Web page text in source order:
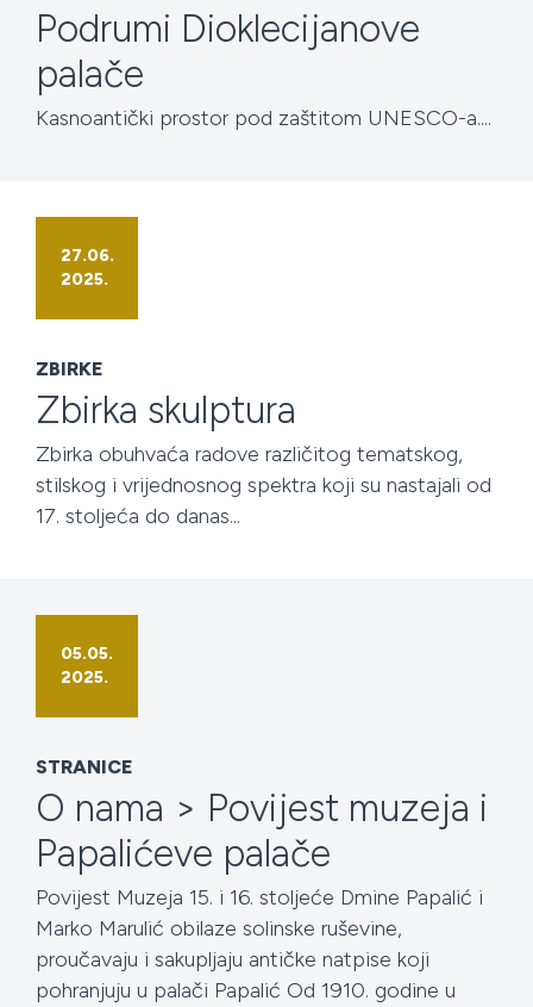
Podrumi Dioklecijanove
palače
Kasnoantički prostor pod zaštitom UNESCO-a....
27.06.
2025.
ZBIRKE
Zbirka skulptura
Zbirka obuhvaća radove različitog tematskog,
stilskog i vrijednosnog spektra koji su nastajali od
17. stoljeća do danas...
05.05.
2025.
STRANICE
O nama > Povijest muzeja i
Papalićeve palače
Povijest Muzeja 15. i 16. stoljeće Dmine Papalić i
Marko Marulić obilaze solinske ruševine,
proučavaju i sakupljaju antičke natpise koji
pohranjuju u palači Papalić Od 1910. godine u